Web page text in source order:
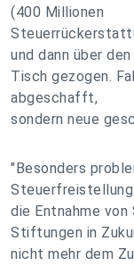
(400 Millionen
und dann über den
Tisch gezogen.
abgeschafft,
sondern neue
"Besonders
die Entnahme von
Stiftungen in
nicht mehr dem